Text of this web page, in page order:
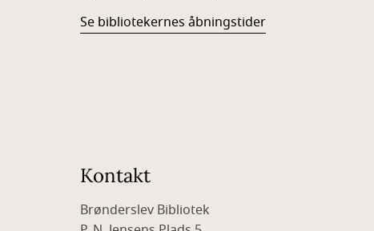
Se bibliotekernes åbningstider
Kontakt
Brønderslev Bibliotek